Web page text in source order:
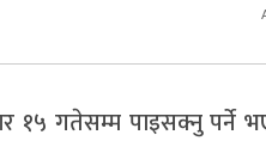
१५ गतेसम्म पाइसक्नु पर्ने